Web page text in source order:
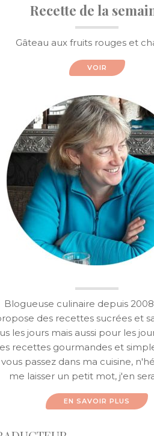
Recette de la
Gâteau aux fruits rouges et
VOIR
Blogueuse culinaire depuis
des recettes sucrées et
les jours mais aussi pour les
recettes gourmandes et
vous passez dans ma cuisine,
me laisser un petit mot, j'en
EN SAVOIR PLUS